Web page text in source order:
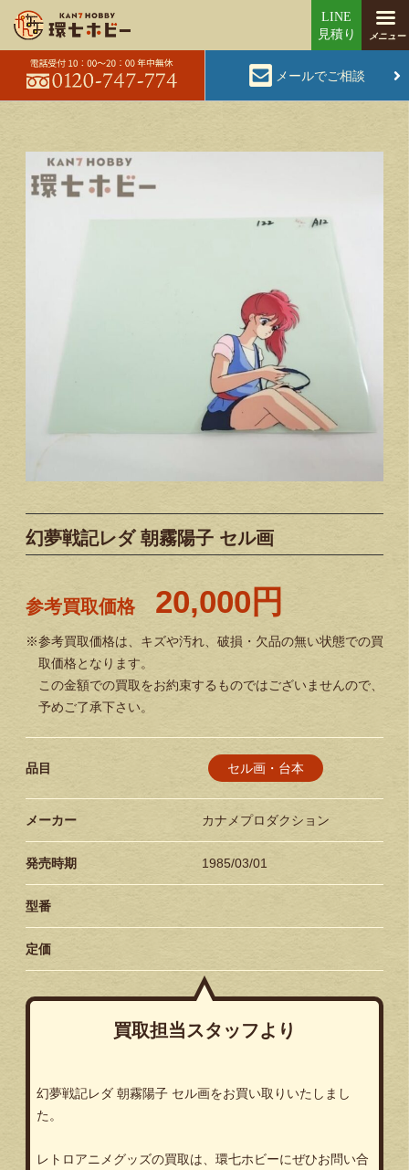
メールでご相談
幻夢戦記レダ 朝霧陽子 セル画
参考買取価格 20,000円
※参考買取価格は、キズや汚れ、破損・欠品の無い状態での買
取価格となります。
この金額での買取をお約束するものではございませんので、
予めご了承下さい。
品目 セル画・台本
メーカー カナメプロダクション
発売時期 1985/03/01
型番
定価
買取担当スタッフより
幻夢戦記レダ 朝霧陽子 セル画をお買い取りいたしまし
た。
レトロアニメグッズの買取は、環七ホビーにぜひお問い合